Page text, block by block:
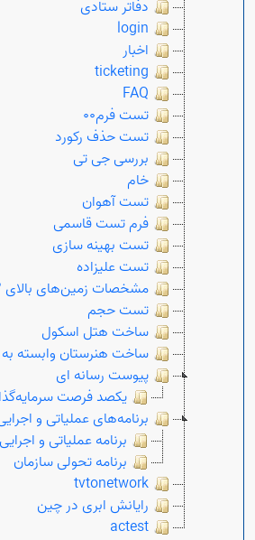
دفاتر ستادی
login
اخبار
ticketing
FAQ
تست فرم00
تست حذف رکورد
بررسی جی تی
خام
تست آهوان
فرم تست قاسمی
تست بهینه سازی
تست علیزاده
مشخصات زمین‌های بالای ۲ هزار مترمربع
تست حجم
ساخت هتل اسکول
ساخت هنرستان وابسته
پیوست رسانه ای
یکصد فرصت
برنامه‌های عملیاتی و
برنامه عملیاتی و
برنامه تحولی سازمان
tvtonetwork
رایانش ابری در چین
actest